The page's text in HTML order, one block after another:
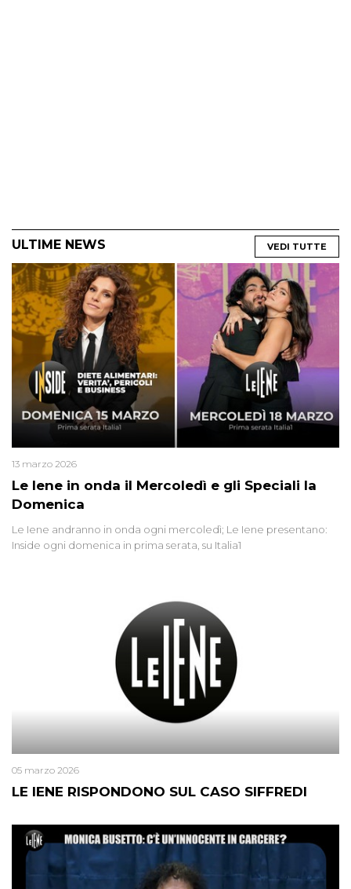
ULTIME NEWS VEDI TUTTE
Le Iene in onda il Mercoledì e gli Speciali la
Domenica
13 marzo 2026
Le Iene andranno in onda ogni mercoledì; Le Iene presentano:
Inside ogni domenica in prima serata, su Italia1
LE IENE RISPONDONO SUL CASO SIFFREDI
05 marzo 2026